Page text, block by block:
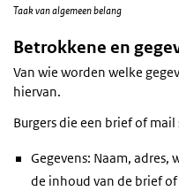
Taak van algemeen belang
Betrokkene en
Van wie worden welke
hiervan.
Burgers die een brief of
Gegevens: Naam, adres,
de inhoud van de brief